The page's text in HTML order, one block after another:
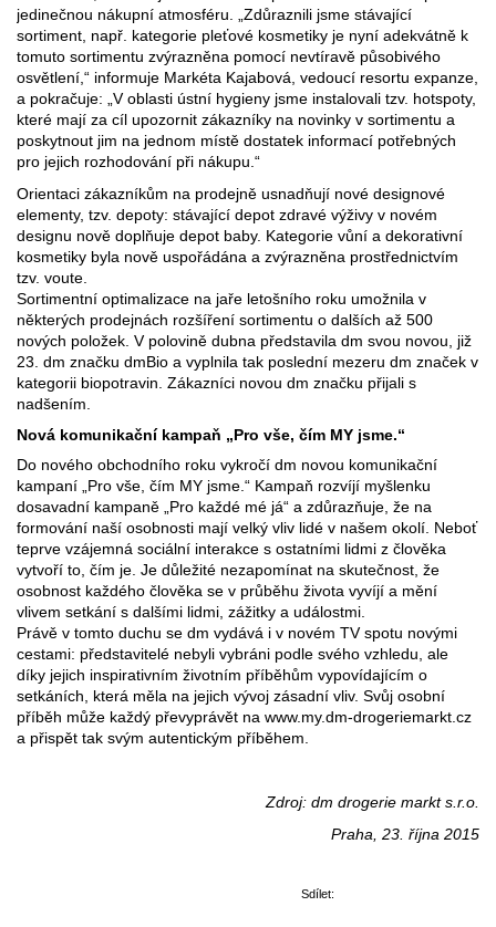
jedinečnou nákupní atmosféru. „Zdůraznili jsme stávající
sortiment, např. kategorie pleťové kosmetiky je nyní adekvátně k
tomuto sortimentu zvýrazněna pomocí nevtíravě působivého
osvětlení,“ informuje Markéta Kajabová, vedoucí resortu expanze,
a pokračuje: „V oblasti ústní hygieny jsme instalovali tzv. hotspoty,
které mají za cíl upozornit zákazníky na novinky v sortimentu a
poskytnout jim na jednom místě dostatek informací potřebných
pro jejich rozhodování při nákupu.“
Orientaci zákazníkům na prodejně usnadňují nové designové
elementy, tzv. depoty: stávající depot zdravé výživy v novém
designu nově doplňuje depot baby. Kategorie vůní a dekorativní
kosmetiky byla nově uspořádána a zvýrazněna prostřednictvím
tzv. voute.
Sortimentní optimalizace na jaře letošního roku umožnila v
některých prodejnách rozšíření sortimentu o dalších až 500
nových položek. V polovině dubna představila dm svou novou, již
23. dm značku dmBio a vyplnila tak poslední mezeru dm značek v
kategorii biopotravin. Zákazníci novou dm značku přijali s
nadšením.
Nová komunikační kampaň „Pro vše, čím MY jsme.“
Do nového obchodního roku vykročí dm novou komunikační
kampaní „Pro vše, čím MY jsme.“ Kampaň rozvíjí myšlenku
dosavadní kampaně „Pro každé mé já“ a zdůrazňuje, že na
formování naší osobnosti mají velký vliv lidé v našem okolí. Neboť
teprve vzájemná sociální interakce s ostatními lidmi z člověka
vytvoří to, čím je. Je důležité nezapomínat na skutečnost, že
osobnost každého člověka se v průběhu života vyvíjí a mění
vlivem setkání s dalšími lidmi, zážitky a událostmi.
Právě v tomto duchu se dm vydává i v novém TV spotu novými
cestami: představitelé nebyli vybráni podle svého vzhledu, ale
díky jejich inspirativním životním příběhům vypovídajícím o
setkáních, která měla na jejich vývoj zásadní vliv. Svůj osobní
příběh může každý převyprávět na www.my.dm-drogeriemarkt.cz
a přispět tak svým autentickým příběhem.
Zdroj: dm drogerie markt s.r.o.
Praha, 23. října 2015
Sdílet: